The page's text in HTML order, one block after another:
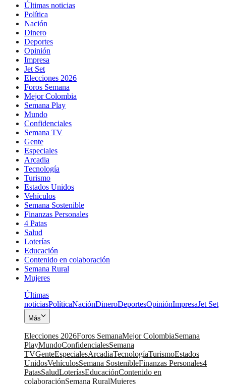
Últimas noticias
Política
Nación
Dinero
Deportes
Opinión
Impresa
Jet Set
Elecciones 2026
Foros Semana
Mejor Colombia
Semana Play
Mundo
Confidenciales
Semana TV
Gente
Especiales
Arcadia
Tecnología
Turismo
Estados Unidos
Vehículos
Semana Sostenible
Finanzas Personales
4 Patas
Salud
Loterías
Educación
Contenido en colaboración
Semana Rural
Mujeres
Últimas
noticiasPolíticaNaciónDineroDeportesOpiniónImpresaJet Set
Más
Elecciones 2026Foros SemanaMejor ColombiaSemana
PlayMundoConfidencialesSemana
TVGenteEspecialesArcadiaTecnologíaTurismoEstados
UnidosVehículosSemana SostenibleFinanzas Personales4
PatasSaludLoteríasEducaciónContenido en
colaboraciónSemana RuralMujeres